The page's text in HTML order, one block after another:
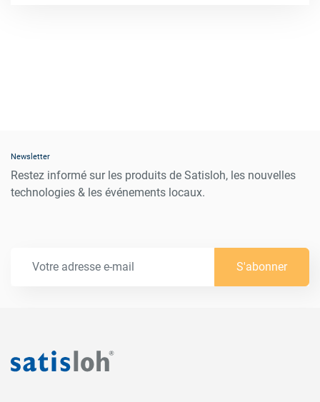
Newsletter
Restez informé sur les produits de Satisloh, les nouvelles
technologies & les événements locaux.
S'abonner